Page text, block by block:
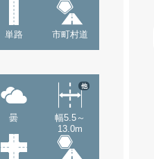
単路 市町村道
曇
幅5.5～
13.0m
他